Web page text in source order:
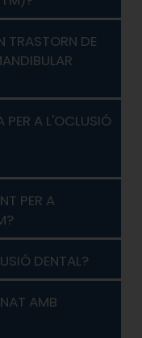
TRASTORN DE
A L'OCLUSIÓ
PER A
DENTAL?
AMB